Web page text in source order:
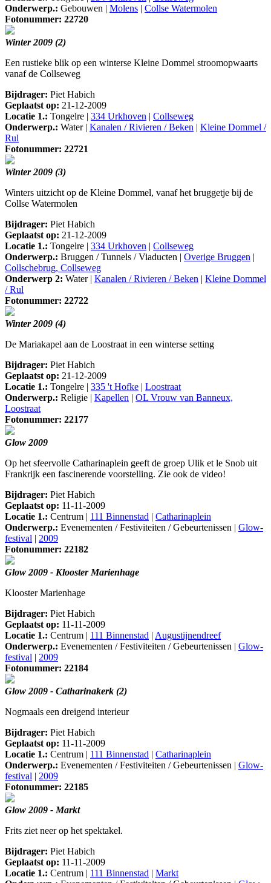
Onderwerp.: Gebouwen | Molens | Collse Watermolen
Fotonummer: 22720
Winter 2009 (2)
Een rustieke blik op een winterse Kleine Dommel stroomopwaarts
vanaf de Collseweg
Bijdrager: Piet Habich
Geplaatst op: 21-12-2009
Locatie 1.: Tongelre | 334 Urkhoven | Collseweg
Onderwerp.: Water | Kanalen / Rivieren / Beken | Kleine Dommel /
Rul
Fotonummer: 22721
Winter 2009 (3)
Winters uitzicht op de Kleine Dommel, vanaf het bruggetje bij de
Collse Watermolen
Bijdrager: Piet Habich
Geplaatst op: 21-12-2009
Locatie 1.: Tongelre | 334 Urkhoven | Collseweg
Onderwerp.: Bruggen / Tunnels / Viaducten | Overige Bruggen |
Collschebrug, Collseweg
Onderwerp 2: Water | Kanalen / Rivieren / Beken | Kleine Dommel
/ Rul
Fotonummer: 22722
Winter 2009 (4)
De Mariakapel aan de Loostraat in een winterse setting
Bijdrager: Piet Habich
Geplaatst op: 21-12-2009
Locatie 1.: Tongelre | 335 't Hofke | Loostraat
Onderwerp.: Religie | Kapellen | OL Vrouw van Banneux,
Loostraat
Fotonummer: 22177
Glow 2009
Op het sfeervolle Catharinaplein geeft de groep Ulik et le Snob uit
Frankrijk een fascinerende voorstelling. Zie ook de video!
Bijdrager: Piet Habich
Geplaatst op: 11-11-2009
Locatie 1.: Centrum | 111 Binnenstad | Catharinaplein
Onderwerp.: Evenementen / Festiviteiten / Gebeurtenissen | Glow-
festival | 2009
Fotonummer: 22182
Glow 2009 - Klooster Marienhage
Klooster Marienhage
Bijdrager: Piet Habich
Geplaatst op: 11-11-2009
Locatie 1.: Centrum | 111 Binnenstad | Augustijnendreef
Onderwerp.: Evenementen / Festiviteiten / Gebeurtenissen | Glow-
festival | 2009
Fotonummer: 22184
Glow 2009 - Catharinakerk (2)
Nogmaals een dreigend interieur
Bijdrager: Piet Habich
Geplaatst op: 11-11-2009
Locatie 1.: Centrum | 111 Binnenstad | Catharinaplein
Onderwerp.: Evenementen / Festiviteiten / Gebeurtenissen | Glow-
festival | 2009
Fotonummer: 22185
Glow 2009 - Markt
Frits ziet neer op het spektakel.
Bijdrager: Piet Habich
Geplaatst op: 11-11-2009
Locatie 1.: Centrum | 111 Binnenstad | Markt